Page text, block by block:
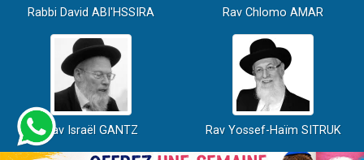
Rabbi David ABI'HSSIRA Rav Chlomo AMAR
Rav Israël GANTZ Rav Yossef-Haïm SITRUK